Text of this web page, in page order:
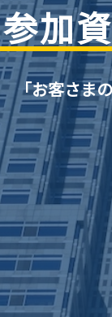
加
「お客さま